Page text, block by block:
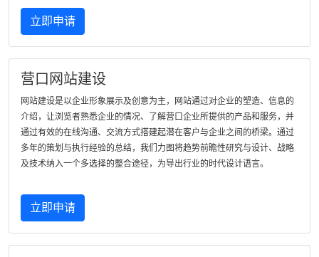
立即申请
营口网站建设
网站建设是以企业形象展示及创意为主，网站通过对企业的塑造、信息的
介绍，让浏览者熟悉企业的情况、了解营口企业所提供的产品和服务，并
通过有效的在线沟通、交流方式搭建起潜在客户与企业之间的桥梁。通过
多年的策划与执行经验的总结，我们力图将趋势前瞻性研究与设计、战略
及技术纳入一个多选择的整合途径，为导出行业的时代设计语言。
立即申请